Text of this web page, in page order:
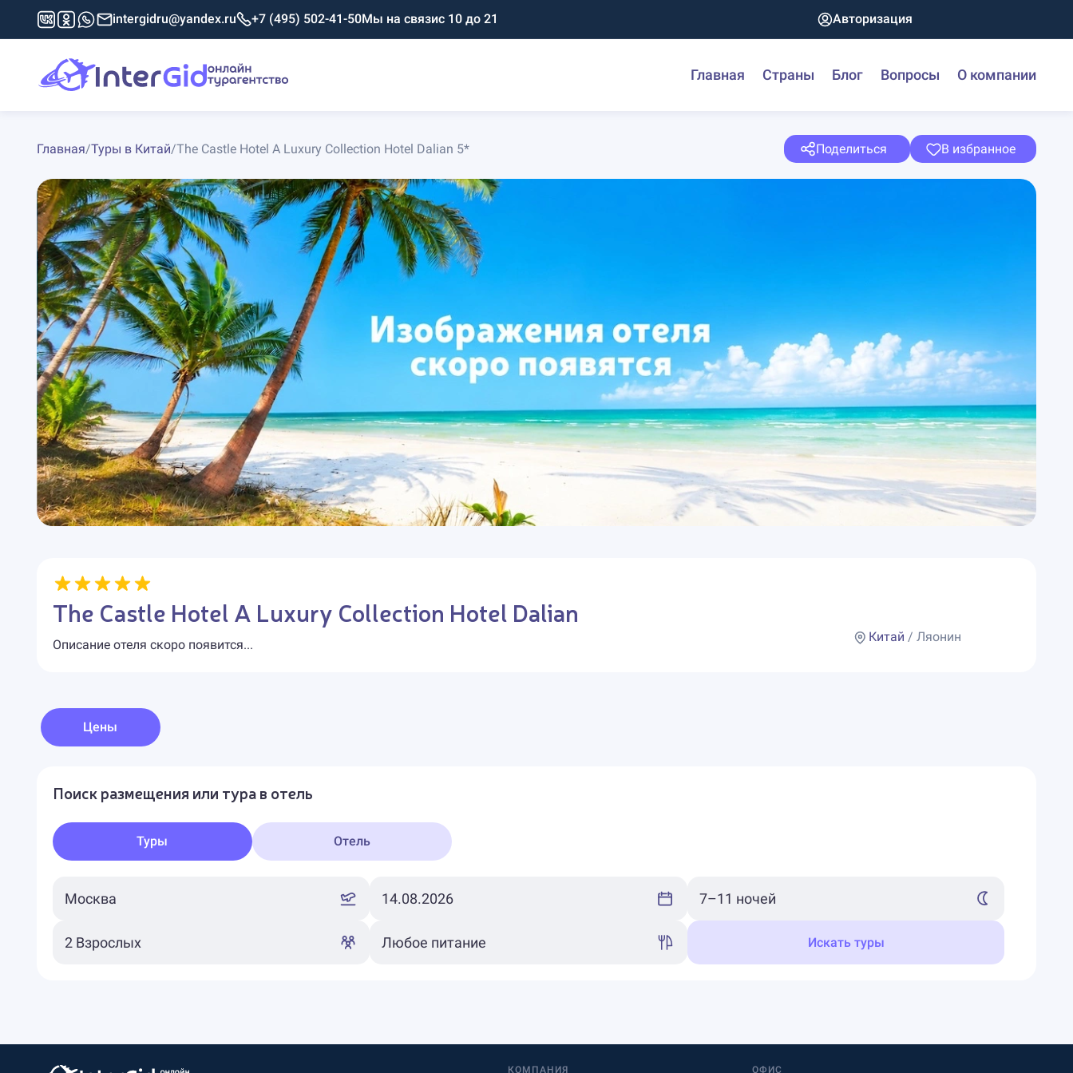
intergidru@yandex.ru +7 (495) 502-41-50Мы на связис 10 до 21 Авторизация
Главная Страны Блог Вопросы О компании
Главная/Туры в Китай/The Castle Hotel A Luxury Collection Hotel Dalian 5* Поделиться В избранное
The Castle Hotel A Luxury Collection Hotel Dalian
Описание отеля скоро появится...
Китай / Ляонин
Цены
Поиск размещения или тура в отель
Туры Отель
Искать туры
КОМПАНИЯ ОФИС